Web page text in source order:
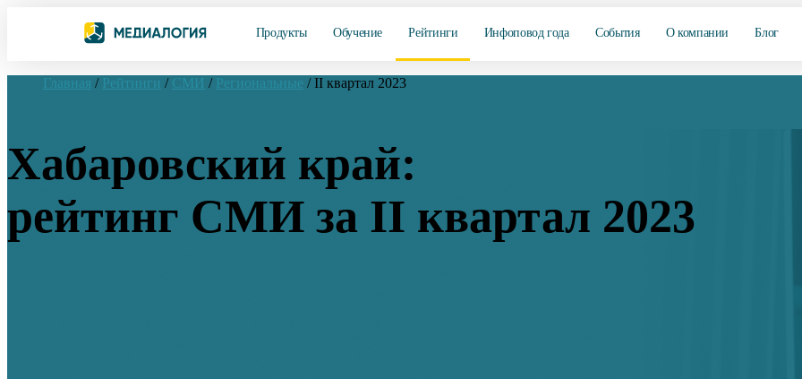
Продукты Обучение Рейтинги Инфоповод года События О компании Блог
Главная / Рейтинги / СМИ / Региональные / II квартал 2023
Хабаровский край:
рейтинг СМИ за II квартал 2023